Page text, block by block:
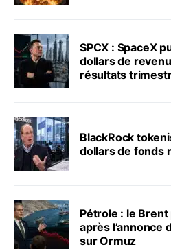
SPCX : SpaceX
dollars de
résultats
BlackRock
dollars de fonds
Pétrole : le
après l’annonce
sur Ormuz